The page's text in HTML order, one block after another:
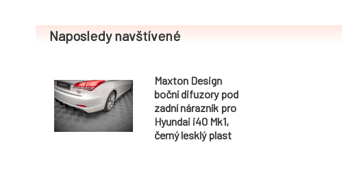
Naposledy navštívené
Maxton Design
boční difuzory pod
zadní nárazník pro
Hyundai i40 Mk1,
černý lesklý plast